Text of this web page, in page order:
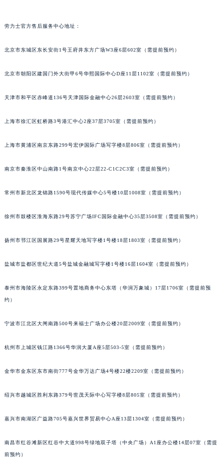
劳力士官方售后服务中心地址：
北京市东城区东长安街1号王府井东方广场W3座6层602室（需提前预约）
北京市朝阳区建国门外大街甲6号华熙国际中心D座11层1102室（需提前预约）
天津市和平区赤峰道136号天津国际金融中心26层2603室（需提前预约）
上海市徐汇区虹桥路3号港汇中心2座37层3705室（需提前预约）
上海市黄浦区南京东路299号宏伊国际广场写字楼8层806室（需提前预约）
南京市秦淮区中山南路1号南京中心22层22-C1C2C3室（需提前预约）
常州市新北区龙锦路1590号现代传媒中心5号楼10层1008室（需提前预约）
徐州市鼓楼区淮海东路29号苏宁广场IFC国际金融中心35层3508室（需提前预约）
扬州市邗江区国展路29号星耀天地写字楼1号楼18层1803室（需提前预约）
盐城市盐都区世纪大道5号盐城金融城写字楼1号楼16层1604室（需提前预约）
泰州市海陵区永定东路399号置地商务中心东塔（华润万象城）17层1706室（需提前预
约）
宁波市江北区大闸南路500号来福士广场办公楼20层2009室（需提前预约）
杭州市上城区钱江路1366号华润大厦A座5层503-5室（需提前预约）
金华市金东区东市南街777号金华万达广场4号楼22楼2209室（需提前预约）
绍兴市越城区胜利东路379号世茂天际中心写字楼8层805室（需提前预约）
嘉兴市南湖区广益路705号嘉兴世界贸易中心A座13层1304室（需提前预约）
南昌市红谷滩新区红谷中大道998号绿地双子塔（中央广场）A1座办公楼14层07室（需提
前预约）